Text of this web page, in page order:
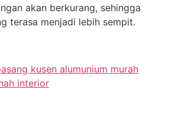
akan berkurang, sehingga
terasa menjadi lebih sempit.
kusen alumunium murah
interior